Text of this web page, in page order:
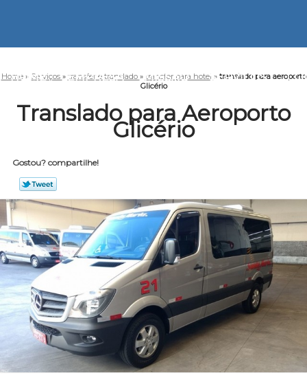
HOME EMPRESA MISSÃO SERVIÇOS
Home » Serviços » transfer e translado » transfer para hotel » translado para aeroporto
Glicério
Translado para Aeroporto
Glicério
Gostou? compartilhe!